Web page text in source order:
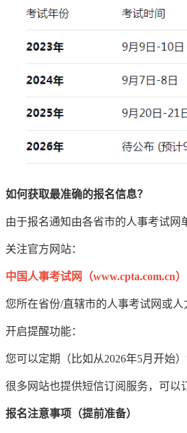
如何获取最准确的报名信息？
由于报名通知由各省市的人事考试网
关注官方网站：
中国人事考试网（www.cpta.com.cn
您所在省份/直辖市的人事考试网或
开启提醒功能：
您可以定期（比如从2026年5月开始
很多网站也提供短信订阅服务，可以
报名注意事项（提前准备）